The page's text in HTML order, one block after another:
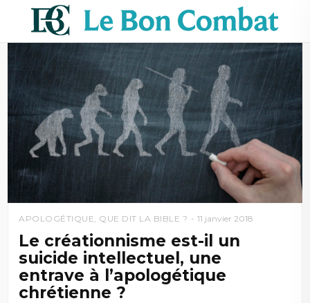
APOLOGÉTIQUE QUE DIT LA BIBLE ? 11 janvier 2018
Le créationnisme est-il un
suicide intellectuel, une
entrave à l’apologétique
chrétienne ?